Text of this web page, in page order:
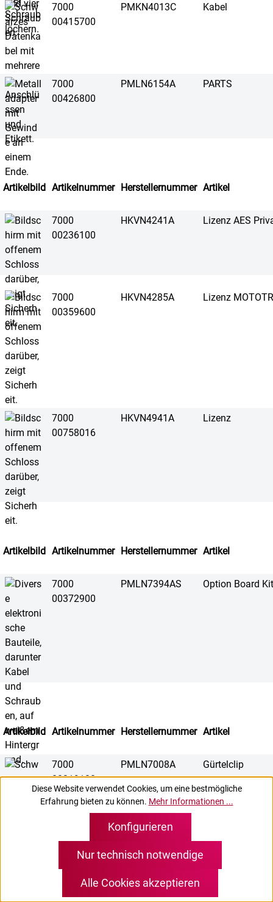
7000
00415700
PMKN4013C Kabel
7000
00426800
PMLN6154A PARTS
Artikelbild Artikelnummer Herstellernummer Artikel
7000
00236100
HKVN4241A Lizenz AES
7000
00359600
HKVN4285A Lizenz
7000
00758016
HKVN4941A Lizenz
Artikelbild Artikelnummer Herstellernummer Artikel
7000
00372900
PMLN7394AS Option Board
Artikelbild Artikelnummer Herstellernummer Artikel
7000
00219100
PMLN7008A Gürtelclip
7000
00268100
Gürtelclip
Diese Website verwendet Cookies, um eine bestmögliche
Erfahrung bieten zu können. Mehr Informationen ...
Nur technisch notwendige
Konfigurieren
Alle Cookies akzeptieren